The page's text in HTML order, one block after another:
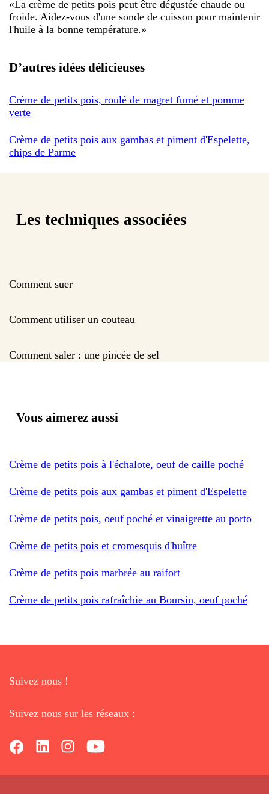
«La crème de petits pois peut être dégustée chaude ou
froide. Aidez-vous d'une sonde de cuisson pour maintenir
l'huile à la bonne température.»
D’autres idées délicieuses
Crème de petits pois, roulé de magret fumé et pomme
verte
Crème de petits pois aux gambas et piment d'Espelette,
chips de Parme
Les techniques associées
Comment suer
Comment utiliser un couteau
Comment saler : une pincée de sel
Vous aimerez aussi
Crème de petits pois à l'échalote, oeuf de caille poché
Crème de petits pois aux gambas et piment d'Espelette
Crème de petits pois, oeuf poché et vinaigrette au porto
Crème de petits pois et cromesquis d'huître
Crème de petits pois marbrée au raifort
Crème de petits pois rafraîchie au Boursin, oeuf poché
Suivez nous !
Suivez nous sur les réseaux :